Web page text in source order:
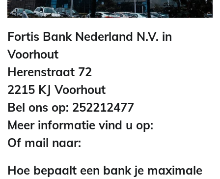
Fortis Bank Nederland N.V. in
Voorhout
Herenstraat 72
2215 KJ Voorhout
Bel ons op: 252212477
Meer informatie vind u op:
Of mail naar:
Hoe bepaalt een bank je maximale